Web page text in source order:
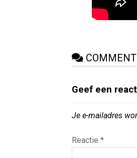
Geef een
Je e-mailadres
Reactie*